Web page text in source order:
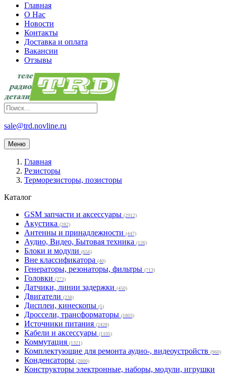
Главная
О Нас
Новости
Контакты
Доставка и оплата
Вакансии
Отзывы
sale@trd.novline.ru
Меню
Главная
Резисторы
Терморезисторы, позисторы
Каталог
GSM запчасти и аксессуары (2912)
Акустика (282)
Антенны и принадлежности (447)
Аудио, Видео, Бытовая техника (126)
Блоки и модули (656)
Вне классификатора (40)
Генераторы, резонаторы, фильтры (713)
Головки (273)
Датчики, линии задержки (450)
Двигатели (238)
Дисплеи, кинескопы (5)
Дроссели, трансформаторы (1803)
Источники питания (2428)
Кабели и аксессуары (1105)
Коммутация (1321)
Комплектующие для ремонта аудио-, видеоустройств (960)
Конденсаторы (2800)
Конструкторы электронные, наборы, модули, игрушки